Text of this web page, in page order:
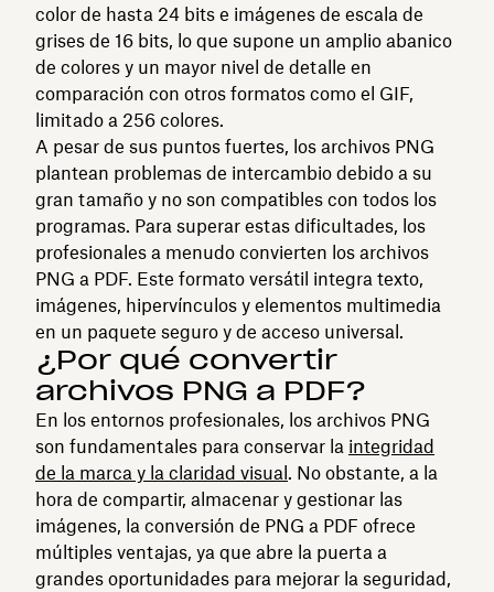
color de hasta 24 bits e imágenes de escala de
grises de 16 bits, lo que supone un amplio abanico
de colores y un mayor nivel de detalle en
comparación con otros formatos como el GIF,
limitado a 256 colores.
A pesar de sus puntos fuertes, los archivos PNG
plantean problemas de intercambio debido a su
gran tamaño y no son compatibles con todos los
programas. Para superar estas dificultades, los
profesionales a menudo convierten los archivos
PNG a PDF. Este formato versátil integra texto,
imágenes, hipervínculos y elementos multimedia
en un paquete seguro y de acceso universal.
¿Por qué convertir
archivos PNG a PDF?
En los entornos profesionales, los archivos PNG
son fundamentales para conservar la integridad
de la marca y la claridad visual. No obstante, a la
hora de compartir, almacenar y gestionar las
imágenes, la conversión de PNG a PDF ofrece
múltiples ventajas, ya que abre la puerta a
grandes oportunidades para mejorar la seguridad,